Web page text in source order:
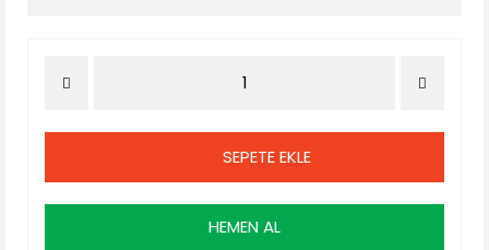
SEPETE EKLE
HEMEN AL